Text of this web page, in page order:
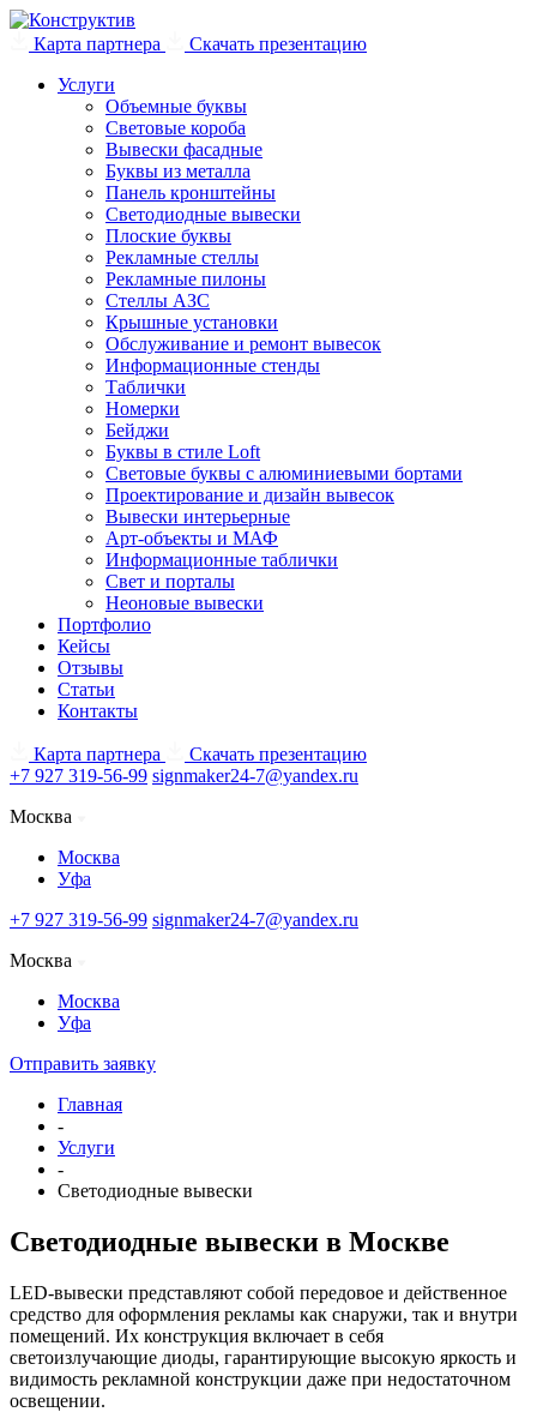
Карта партнера
Скачать презентацию
Услуги
Объемные буквы
Световые короба
Вывески фасадные
Буквы из металла
Панель кронштейны
Светодиодные вывески
Плоские буквы
Рекламные стеллы
Рекламные пилоны
Стеллы АЗС
Крышные установки
Обслуживание и ремонт вывесок
Информационные стенды
Таблички
Номерки
Бейджи
Буквы в стиле Loft
Световые буквы с алюминиевыми бортами
Проектирование и дизайн вывесок
Вывески интерьерные
Арт-объекты и МАФ
Информационные таблички
Свет и порталы
Неоновые вывески
Портфолио
Кейсы
Отзывы
Статьи
Контакты
Карта партнера
Скачать презентацию
+7 927 319-56-99 signmaker24-7@yandex.ru
Москва
Москва
Уфа
+7 927 319-56-99 signmaker24-7@yandex.ru
Москва
Москва
Уфа
Отправить заявку
Главная
-
Услуги
-
Светодиодные вывески
Светодиодные вывески в Москве
LED-вывески представляют собой передовое и действенное
средство для оформления рекламы как снаружи, так и внутри
помещений. Их конструкция включает в себя
светоизлучающие диоды, гарантирующие высокую яркость и
видимость рекламной конструкции даже при недостаточном
освещении.